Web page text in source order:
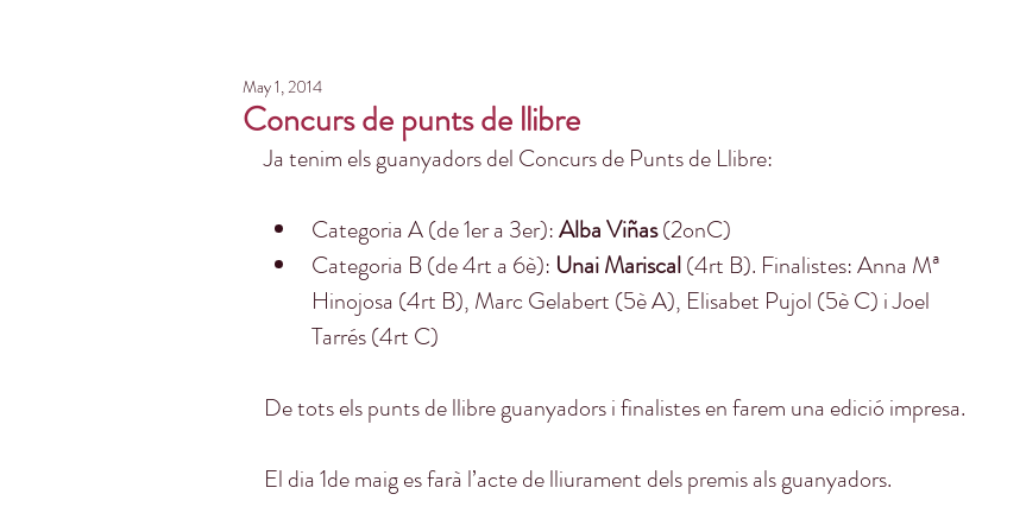
Concurs de punts de llibre
May 1, 2014
Ja tenim els guanyadors del Concurs de Punts de Llibre:
Categoria A (de 1er a 3er): Alba Viñas (2onC)
Categoria B (de 4rt a 6è): Unai Mariscal (4rt B). Finalistes: Anna Mª
Hinojosa (4rt B), Marc Gelabert (5è A), Elisabet Pujol (5è C) i Joel
Tarrés (4rt C)
De tots els punts de llibre guanyadors i finalistes en farem una edició impresa.
El dia 1de maig es farà l’acte de lliurament dels premis als guanyadors.